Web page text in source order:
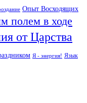
Опыт Восходящих
полем в ходе
от Царства
Я - энергия! Язык